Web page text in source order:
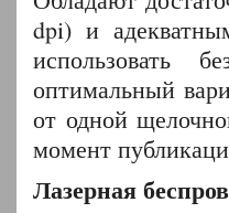
dpi) и
использовать
оптимальный
от одной
момент
Лазерная